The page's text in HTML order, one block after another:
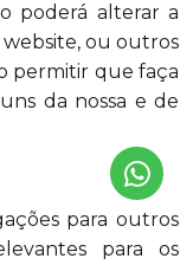
poderá alterar a
ou outros
permitir que faça
da nossa e de
para outros
para os